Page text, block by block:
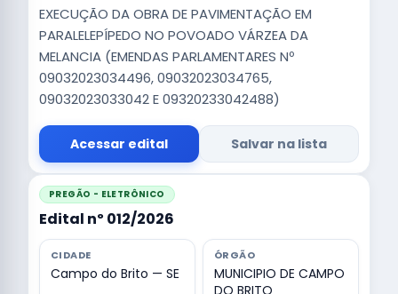
EXECUÇÃO DA OBRA DE PAVIMENTAÇÃO EM
PARALELEPÍPEDO NO POVOADO VÁRZEA DA
MELANCIA (EMENDAS PARLAMENTARES Nº
09032023034496, 09032023034765,
09032023033042 E 09320233042488)
Acessar edital Salvar na lista
PREGÃO - ELETRÔNICO
Edital nº 012/2026
CIDADE
Campo do Brito — SE
ÓRGÃO
MUNICIPIO DE CAMPO
DO BRITO